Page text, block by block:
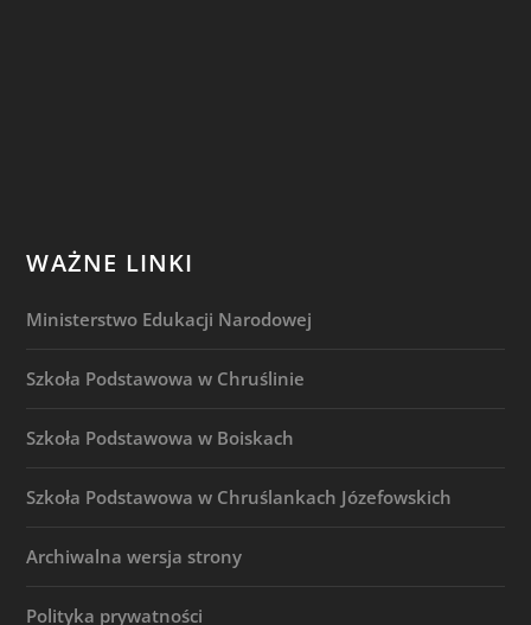
WAŻNE LINKI
Ministerstwo Edukacji Narodowej
Szkoła Podstawowa w Chruślinie
Szkoła Podstawowa w Boiskach
Szkoła Podstawowa w Chruślankach Józefowskich
Archiwalna wersja strony
Polityka prywatności